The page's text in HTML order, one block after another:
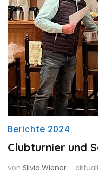
Berichte 2024
Clubturnier und
von Silvia Wiener